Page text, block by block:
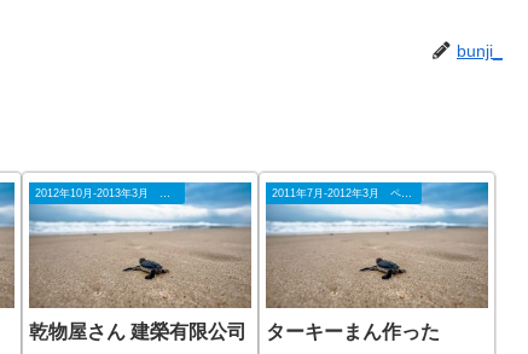
bunji_
2012年10月-2013年3月 ペナン
乾物屋さん 建榮有限公司
2011年7月-2012年3月 ペナン
ターキーまん作った